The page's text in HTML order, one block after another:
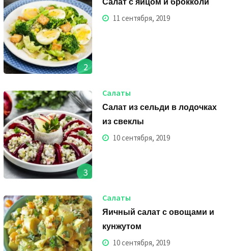
2
11 сентября, 2019
3
Салаты
Салат из сельди в лодочках
из свеклы
10 сентября, 2019
Салаты
Яичный салат с овощами и
кунжутом
10 сентября, 2019